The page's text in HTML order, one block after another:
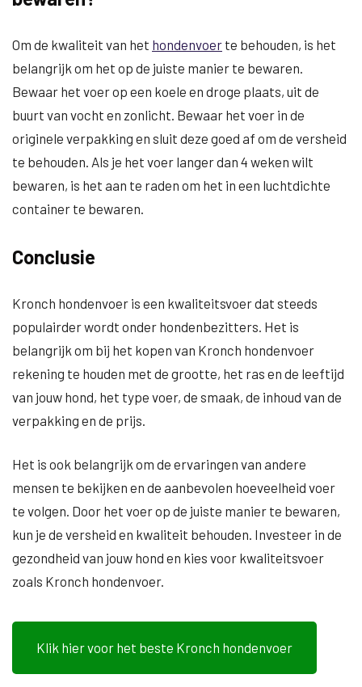
Om de kwaliteit van het hondenvoer te behouden, is het
belangrijk om het op de juiste manier te bewaren.
Bewaar het voer op een koele en droge plaats, uit de
buurt van vocht en zonlicht. Bewaar het voer in de
originele verpakking en sluit deze goed af om de versheid
te behouden. Als je het voer langer dan 4 weken wilt
bewaren, is het aan te raden om het in een luchtdichte
container te bewaren.
Conclusie
Kronch hondenvoer is een kwaliteitsvoer dat steeds
populairder wordt onder hondenbezitters. Het is
belangrijk om bij het kopen van Kronch hondenvoer
rekening te houden met de grootte, het ras en de leeftijd
van jouw hond, het type voer, de smaak, de inhoud van de
verpakking en de prijs.
Het is ook belangrijk om de ervaringen van andere
mensen te bekijken en de aanbevolen hoeveelheid voer
te volgen. Door het voer op de juiste manier te bewaren,
kun je de versheid en kwaliteit behouden. Investeer in de
gezondheid van jouw hond en kies voor kwaliteitsvoer
zoals Kronch hondenvoer.
Klik hier voor het beste Kronch hondenvoer